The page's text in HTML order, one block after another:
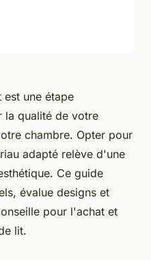
une étape
la qualité de votre
chambre. Opter pour
adapté relève d'une
Ce guide
évalue designs et
pour l'achat et
lit.